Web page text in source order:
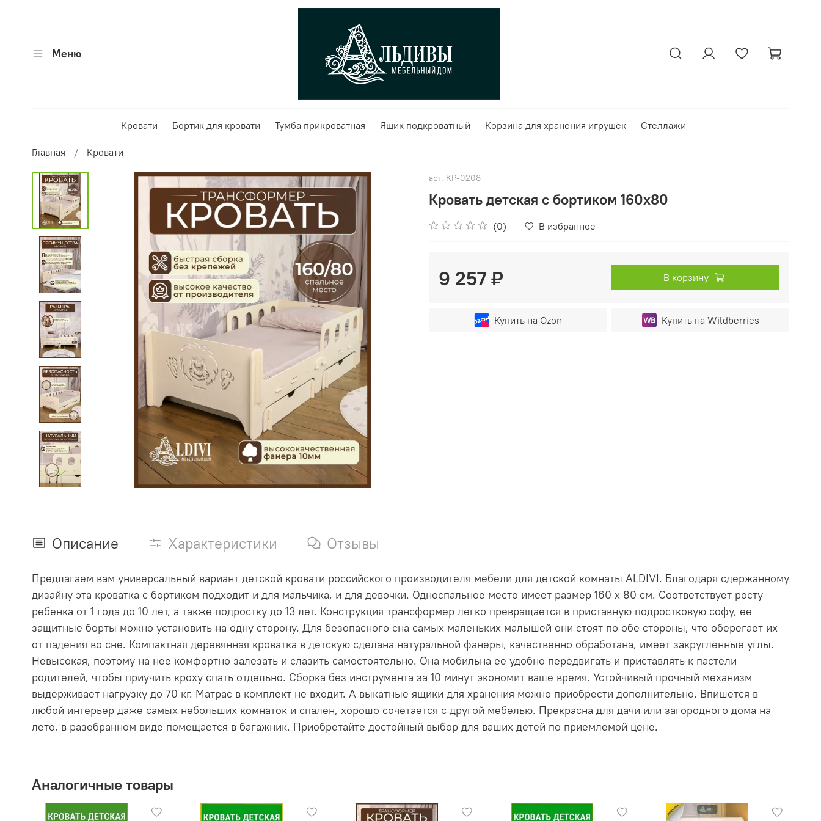
Меню
Кровати Бортик для кровати Тумба прикроватная Ящик подкроватный Корзина для хранения игрушек Стеллажи
Главная Кровати
арт. КР-0208
Кровать детская с бортиком 160х80
(0) В избранное
9 257 ₽ В корзину
Купить на Ozon Купить на Wildberries
Описание Характеристики Отзывы
Предлагаем вам универсальный вариант детской кровати российского производителя мебели для детской комнаты ALDIVI. Благодаря сдержанному
дизайну эта кроватка с бортиком подходит и для мальчика, и для девочки. Односпальное место имеет размер 160 x 80 см. Соответствует росту
ребенка от 1 года до 10 лет, а также подростку до 13 лет. Конструкция трансформер легко превращается в приставную подростковую софу, ее
защитные борты можно установить на одну сторону. Для безопасного сна самых маленьких малышей они стоят по обе стороны, что оберегает их
от падения во сне. Компактная деревянная кроватка в детскую сделана натуральной фанеры, качественно обработана, имеет закругленные углы.
Невысокая, поэтому на нее комфортно залезать и слазить самостоятельно. Она мобильна ее удобно передвигать и приставлять к пастели
родителей, чтобы приучить кроху спать отдельно. Сборка без инструмента за 10 минут экономит ваше время. Устойчивый прочный механизм
выдерживает нагрузку до 70 кг. Матрас в комплект не входит. А выкатные ящики для хранения можно приобрести дополнительно. Впишется в
любой интерьер даже самых небольших комнаток и спален, хорошо сочетается с другой мебелью. Прекрасна для дачи или загородного дома на
лето, в разобранном виде помещается в багажник. Приобретайте достойный выбор для ваших детей по приемлемой цене.
Аналогичные товары